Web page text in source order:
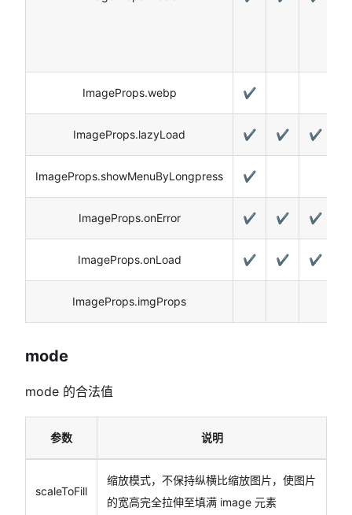
ImageProps.webp ✔️
ImageProps.lazyLoad ✔️ ✔️ ✔️
ImageProps.showMenuByLongpress ✔️
ImageProps.onError ✔️ ✔️ ✔️
ImageProps.onLoad ✔️ ✔️ ✔️
ImageProps.imgProps
mode
mode 的合法值
参数 说明
scaleToFill
缩放模式，不保持纵横比缩放图片，使图片
的宽高完全拉伸至填满 image 元素